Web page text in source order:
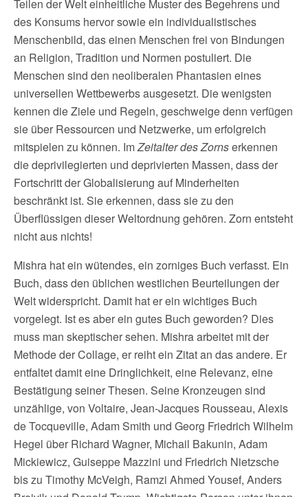
Teilen der Welt einheitliche Muster des Begehrens und
des Konsums hervor sowie ein individualistisches
Menschenbild, das einen Menschen frei von Bindungen
an Religion, Tradition und Normen postuliert. Die
Menschen sind den neoliberalen Phantasien eines
universellen Wettbewerbs ausgesetzt. Die wenigsten
kennen die Ziele und Regeln, geschweige denn verfügen
sie über Ressourcen und Netzwerke, um erfolgreich
mitspielen zu können. ImZeitalter des Zornserkennen
die deprivilegierten und deprivierten Massen, dass der
Fortschritt der Globalisierung auf Minderheiten
beschränkt ist. Sie erkennen, dass sie zu den
Überflüssigen dieser Weltordnung gehören. Zorn entsteht
nicht aus nichts!
Mishra hat ein wütendes, ein zorniges Buch verfasst. Ein
Buch, dass den üblichen westlichen Beurteilungen der
Welt widerspricht. Damit hat er ein wichtiges Buch
vorgelegt. Ist es aber ein gutes Buch geworden? Dies
muss man skeptischer sehen. Mishra arbeitet mit der
Methode der Collage, er reiht ein Zitat an das andere. Er
entfaltet damit eine Dringlichkeit, eine Relevanz, eine
Bestätigung seiner Thesen. Seine Kronzeugen sind
unzählige, von Voltaire, Jean-Jacques Rousseau, Alexis
de Tocqueville, Adam Smith und Georg Friedrich Wilhelm
Hegel über Richard Wagner, Michail Bakunin, Adam
Mickiewicz, Guiseppe Mazzini und Friedrich Nietzsche
bis zu Timothy McVeigh, Ramzi Ahmed Yousef, Anders